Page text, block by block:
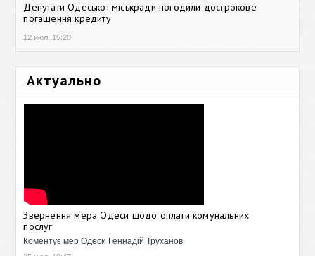
Депутати Одеської міськради погодили дострокове
погашення кредиту
12 июл, 15:20
Актуально
Звернення мера Одеси щодо оплати комунальних
послуг
Коментує мер Одеси Геннадій Труханов